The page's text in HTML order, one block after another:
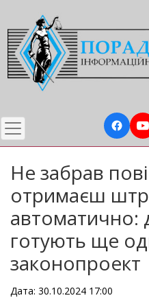
до
основного
вмісту
Не забрав
отримаєш
автоматично:
готують ще
законопроект
Дата: 30.10.2024 17:00